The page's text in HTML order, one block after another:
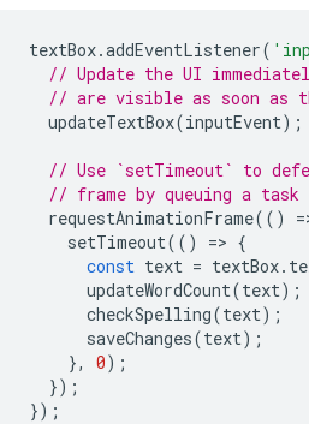
textBox.addEventListener(
// Update the UI
// are visible as soon as
updateTextBox(inputEvent);
// Use `setTimeout` to
// frame by queuing a
requestAnimationFrame(() =
setTimeout(() => {
const text = textBox.
updateWordCount(text);
checkSpelling(text);
saveChanges(text);
},
0);
});
});